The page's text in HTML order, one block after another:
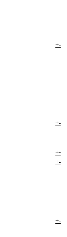
+-
+-
+-
+-
+-